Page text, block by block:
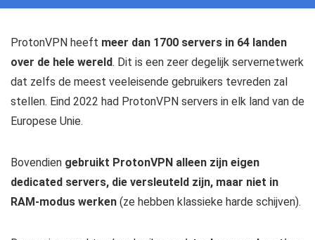
ProtonVPN heeft meer dan 1700 servers in 64 landen
over de hele wereld. Dit is een zeer degelijk servernetwerk
dat zelfs de meest veeleisende gebruikers tevreden zal
stellen. Eind 2022 had ProtonVPN servers in elk land van de
Europese Unie.
Bovendien gebruikt ProtonVPN alleen zijn eigen
dedicated servers, die versleuteld zijn, maar niet in
RAM-modus werken (ze hebben klassieke harde schijven).